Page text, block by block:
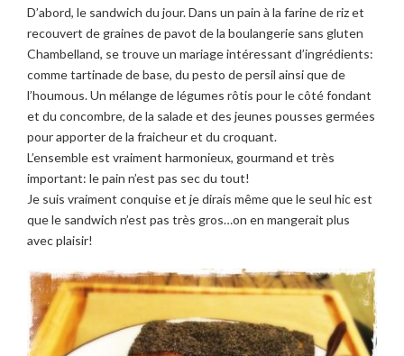
D’abord, le sandwich du jour. Dans un pain à la farine de riz et
recouvert de graines de pavot de la boulangerie sans gluten
Chambelland, se trouve un mariage intéressant d’ingrédients:
comme tartinade de base, du pesto de persil ainsi que de
l’houmous. Un mélange de légumes rôtis pour le côté fondant
et du concombre, de la salade et des jeunes pousses germées
pour apporter de la fraicheur et du croquant.
L’ensemble est vraiment harmonieux, gourmand et très
important: le pain n’est pas sec du tout!
Je suis vraiment conquise et je dirais même que le seul hic est
que le sandwich n’est pas très gros…on en mangerait plus
avec plaisir!